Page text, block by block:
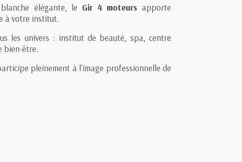
élégante, le Gir 4 moteurs apporte
à votre institut.
les univers : institut de beauté, spa, centre
bien-être.
pleinement à l'image professionnelle de